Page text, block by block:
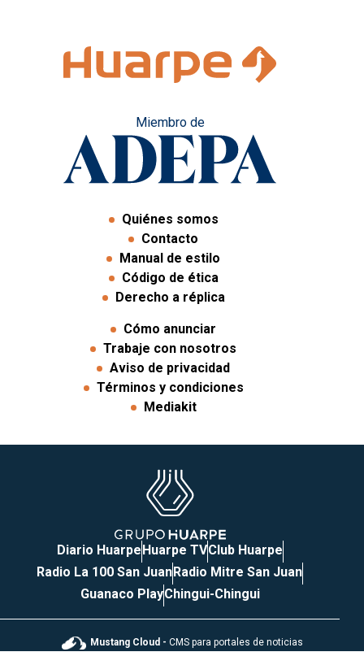
Miembro de
Quiénes somos
Contacto
Manual de estilo
Código de ética
Derecho a réplica
Cómo anunciar
Trabaje con nosotros
Aviso de privacidad
Términos y condiciones
Mediakit
Diario HuarpeHuarpe TVClub Huarpe
Radio La 100 San JuanRadio Mitre San Juan
Guanaco PlayChingui-Chingui
Mustang Cloud - CMS para portales de noticias